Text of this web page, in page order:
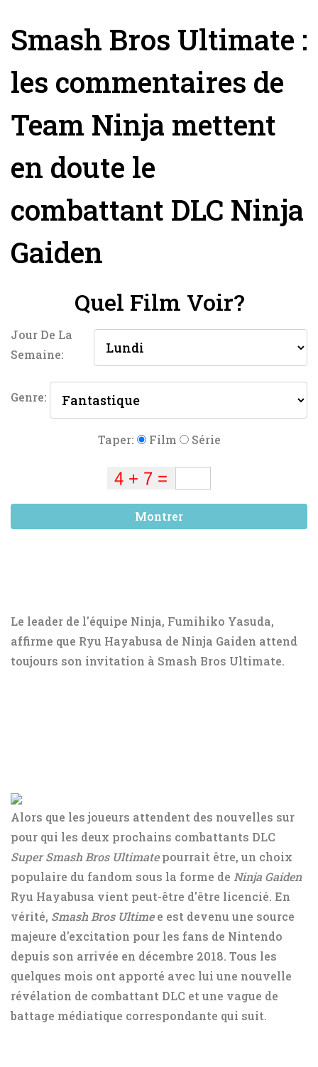
Smash Bros Ultimate :
les commentaires de
Team Ninja mettent
en doute le
combattant DLC Ninja
Gaiden
Quel Film Voir?
Jour De La
Semaine:
Genre:
Taper: Film Série
Montrer
Le leader de l'équipe Ninja, Fumihiko Yasuda,
affirme que Ryu Hayabusa de Ninja Gaiden attend
toujours son invitation à Smash Bros Ultimate.
Alors que les joueurs attendent des nouvelles sur
pour qui les deux prochains combattants DLC
Super Smash Bros Ultimate pourrait être, un choix
populaire du fandom sous la forme de Ninja Gaiden
Ryu Hayabusa vient peut-être d'être licencié. En
vérité, Smash Bros Ultimee est devenu une source
majeure d'excitation pour les fans de Nintendo
depuis son arrivée en décembre 2018. Tous les
quelques mois ont apporté avec lui une nouvelle
révélation de combattant DLC et une vague de
battage médiatique correspondante qui suit.